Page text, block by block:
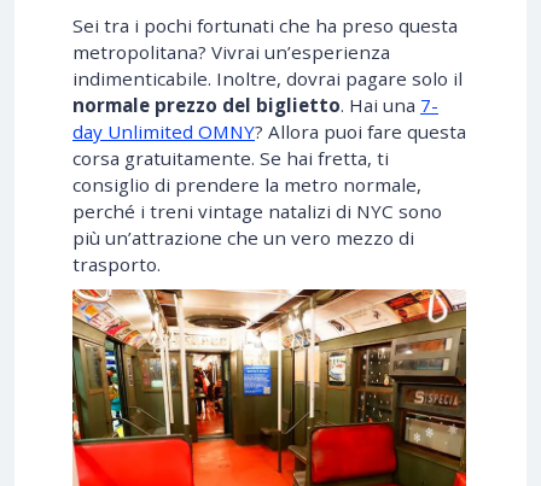
Sei tra i pochi fortunati che ha preso questa
metropolitana? Vivrai un’esperienza
indimenticabile. Inoltre, dovrai pagare solo il
normale prezzo del biglietto. Hai una 7-
day Unlimited OMNY? Allora puoi fare questa
corsa gratuitamente. Se hai fretta, ti
consiglio di prendere la metro normale,
perché i treni vintage natalizi di NYC sono
più un’attrazione che un vero mezzo di
trasporto.